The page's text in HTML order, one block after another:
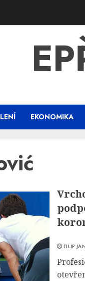
EKONOMIKA
FILIP